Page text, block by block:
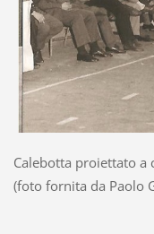
Calebotta proiettato a
(foto fornita da Paolo